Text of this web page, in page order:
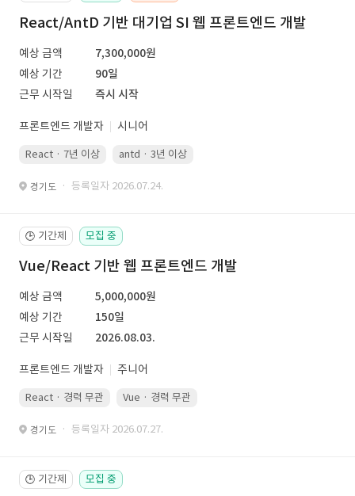
React/AntD 기반 대기업 SI 웹 프론트엔드 개발
예상 금액
7,300,000원
예상 기간
90일
근무 시작일
즉시 시작
프론트엔드 개발자 시니어
React · 7년 이상 antd · 3년 이상
경기도 · 등록일자 2026.07.24.
🕒 기간제 모집 중
Vue/React 기반 웹 프론트엔드 개발
예상 금액
5,000,000원
예상 기간
150일
근무 시작일
2026.08.03.
프론트엔드 개발자 주니어
React · 경력 무관 Vue · 경력 무관
경기도 · 등록일자 2026.07.27.
🕒 기간제 모집 중